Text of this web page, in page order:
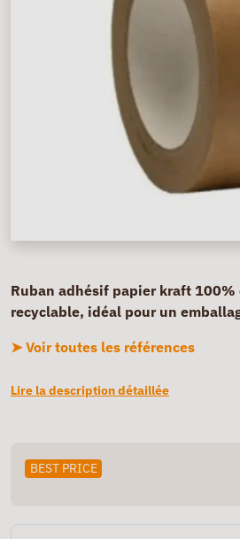
Ruban adhésif papier kraft 100%
recyclable, idéal pour un
➤ Voir toutes les références
Lire la description détaillée
BEST PRICE